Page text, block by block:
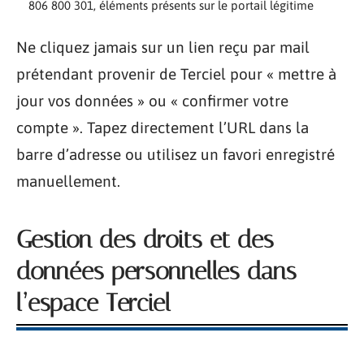
806 800 301, éléments présents sur le portail légitime
Ne cliquez jamais sur un lien reçu par mail
prétendant provenir de Terciel pour « mettre à
jour vos données » ou « confirmer votre
compte ». Tapez directement l’URL dans la
barre d’adresse ou utilisez un favori enregistré
manuellement.
Gestion des droits et des
données personnelles dans
l’espace Terciel